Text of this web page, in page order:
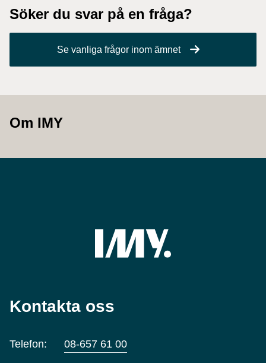
Söker du svar på en fråga?
Se vanliga frågor inom ämnet
Om IMY
Kontakta oss
Telefon: 08-657 61 00